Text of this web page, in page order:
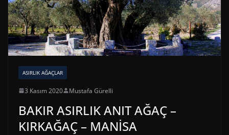
ASIRLIK AĞAÇLAR
3 Kasım 2020 Mustafa Gürelli
BAKIR ASIRLIK ANIT AĞAÇ –
KIRKAĞAÇ – MANİSA